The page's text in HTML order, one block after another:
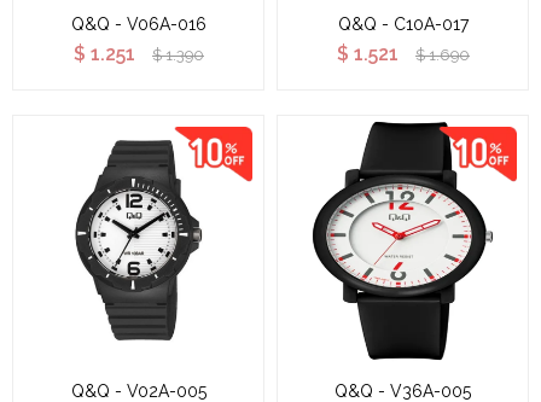
Q&Q - V06A-016
$ 1.251 $ 1.390
Q&Q - C10A-017
$ 1.521 $ 1.690
Q&Q - V02A-005 Q&Q - V36A-005